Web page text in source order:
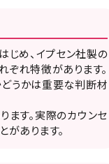
じめ、イプセン社製の
ぞれ特徴があります。
うかは重要な判断材
す。実際のカウンセ
あります。